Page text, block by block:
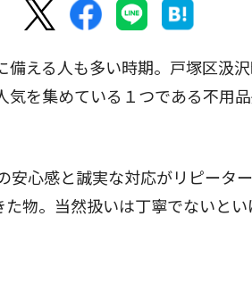
える人も多い時期。戸塚区汲
を集めている１つである不用
心感と誠実な対応がリピータ
物。当然扱いは丁寧でないとい